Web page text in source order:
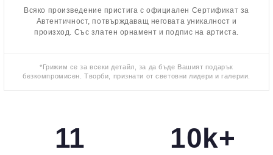
Всяко произведение пристига с официален Сертификат за
Автентичност, потвърждаващ неговата уникалност и
произход. Със златен орнамент и подпис на артиста.
*Грижим се за всеки детайл, за да бъде Вашият подарък
безкомпромисен. Творби, признати от световни лидери и галерии.
11 10k+